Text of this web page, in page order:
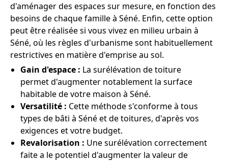
d'aménager des espaces sur mesure, en fonction des
besoins de chaque famille à Séné. Enfin, cette option
peut être réalisée si vous vivez en milieu urbain à
Séné, où les règles d'urbanisme sont habituellement
restrictives en matière d'emprise au sol.
Gain d'espace : La surélévation de toiture
permet d'augmenter notablement la surface
habitable de votre maison à Séné.
Versatilité : Cette méthode s'conforme à tous
types de bâti à Séné et de toitures, d'après vos
exigences et votre budget.
Revalorisation : Une surélévation correctement
faite a le potentiel d'augmenter la valeur de